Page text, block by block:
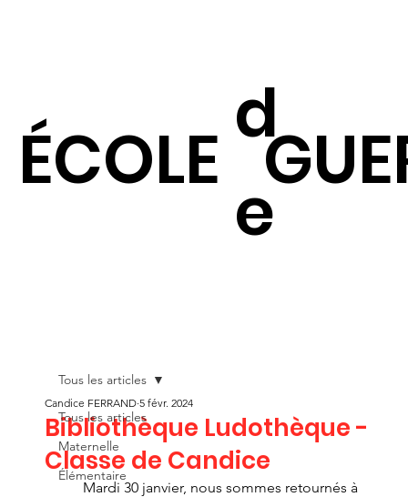
d
e
ÉCOLE
Tous les articles
Maternelle
Élémentaire
Tous les articles
Bibliothèque Ludothèque -
Classe de Candice
Candice FERRAND 5 févr. 2024
Mardi 30 janvier, nous sommes retournés à